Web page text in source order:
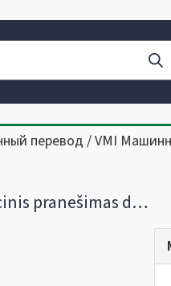
перевод / VMI
1 dalies 3 punkto, 102 straipsnio pavadinimo ir 1 dalies, 106 straipsnio 1 dalies 1 ir 3 punktų apibendrinti paaiškinimų (komentarų)